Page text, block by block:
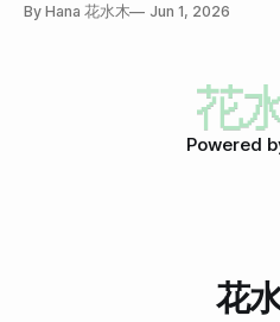
By Hana 花水木 Jun 1, 2026
Powered
花